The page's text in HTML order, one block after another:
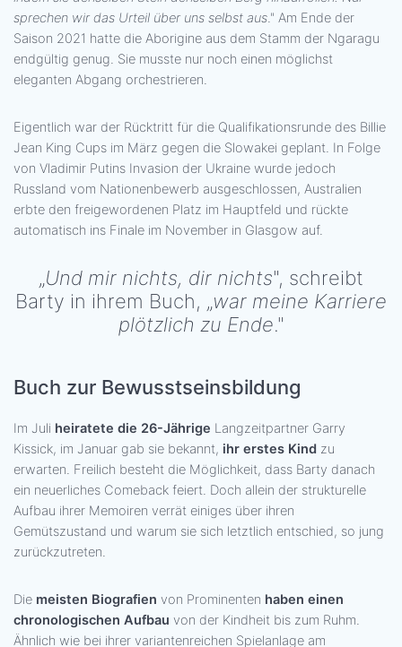
sprechen wir das Urteil über uns selbst aus." Am Ende der
Saison 2021 hatte die Aborigine aus dem Stamm der Ngaragu
endgültig genug. Sie musste nur noch einen möglichst
eleganten Abgang orchestrieren.
Eigentlich war der Rücktritt für die Qualifikationsrunde des Billie
Jean King Cups im März gegen die Slowakei geplant. In Folge
von Vladimir Putins Invasion der Ukraine wurde jedoch
Russland vom Nationenbewerb ausgeschlossen, Australien
erbte den freigewordenen Platz im Hauptfeld und rückte
automatisch ins Finale im November in Glasgow auf.
„Und mir nichts, dir nichts", schreibt
Barty in ihrem Buch, „war meine Karriere
plötzlich zu Ende."
Buch zur Bewusstseinsbildung
Im Juli heiratete die 26-Jährige Langzeitpartner Garry
Kissick, im Januar gab sie bekannt, ihr erstes Kind zu
erwarten. Freilich besteht die Möglichkeit, dass Barty danach
ein neuerliches Comeback feiert. Doch allein der strukturelle
Aufbau ihrer Memoiren verrät einiges über ihren
Gemütszustand und warum sie sich letztlich entschied, so jung
zurückzutreten.
Die meisten Biografien von Prominenten haben einen
chronologischen Aufbau von der Kindheit bis zum Ruhm.
Ähnlich wie bei ihrer variantenreichen Spielanlage am